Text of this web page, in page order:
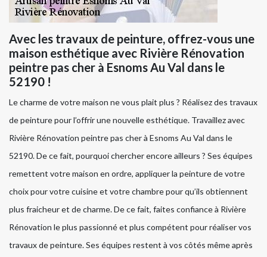
Avec les travaux de peinture, offrez-vous une
maison esthétique avec Rivière Rénovation
peintre pas cher à Esnoms Au Val dans le
52190 !
Le charme de votre maison ne vous plait plus ? Réalisez des travaux
de peinture pour l’offrir une nouvelle esthétique. Travaillez avec
Rivière Rénovation peintre pas cher à Esnoms Au Val dans le
52190. De ce fait, pourquoi chercher encore ailleurs ? Ses équipes
remettent votre maison en ordre, appliquer la peinture de votre
choix pour votre cuisine et votre chambre pour qu’ils obtiennent
plus fraicheur et de charme. De ce fait, faites confiance à Rivière
Rénovation le plus passionné et plus compétent pour réaliser vos
travaux de peinture. Ses équipes restent à vos côtés même après